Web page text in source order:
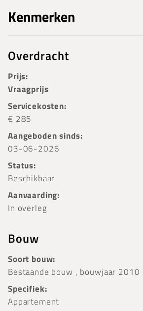
Kenmerken
Overdracht
Prijs:
Vraagprijs
Servicekosten:
€ 285
Aangeboden sinds:
03-06-2026
Status:
Beschikbaar
Aanvaarding:
In overleg
Bouw
Soort bouw:
Bestaande bouw , bouwjaar 2010
Specifiek:
Appartement